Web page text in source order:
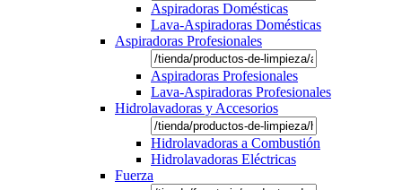
Aspiradoras Domésticas
Lava-Aspiradoras Domésticas
Aspiradoras Profesionales
Aspiradoras Profesionales
Lava-Aspiradoras Profesionales
Hidrolavadoras y Accesorios
Hidrolavadoras a Combustión
Hidrolavadoras Eléctricas
Fuerza